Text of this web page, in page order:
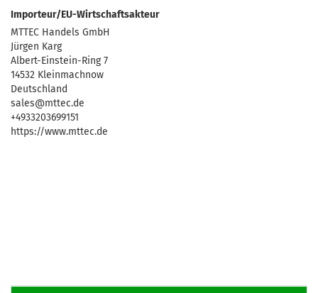
Importeur/EU-Wirtschaftsakteur
MTTEC Handels GmbH
Jürgen Karg
Albert-Einstein-Ring 7
14532 Kleinmachnow
Deutschland
sales@mttec.de
+4933203699151
https://www.mttec.de